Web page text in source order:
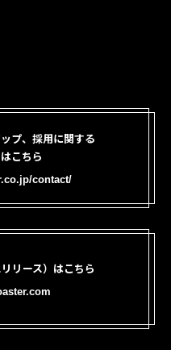
プ、採用に関する
こちら
contact/
リース）はこちら